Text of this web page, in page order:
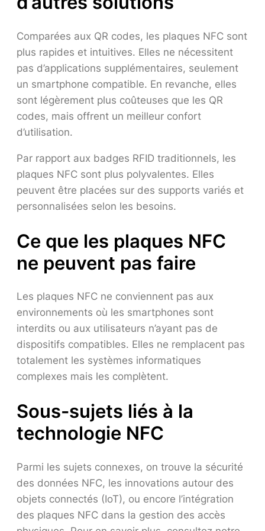
Comparées aux QR codes, les plaques NFC sont
plus rapides et intuitives. Elles ne nécessitent
pas d’applications supplémentaires, seulement
un smartphone compatible. En revanche, elles
sont légèrement plus coûteuses que les QR
codes, mais offrent un meilleur confort
d’utilisation.
Par rapport aux badges RFID traditionnels, les
plaques NFC sont plus polyvalentes. Elles
peuvent être placées sur des supports variés et
personnalisées selon les besoins.
Ce que les plaques NFC
ne peuvent pas faire
Les plaques NFC ne conviennent pas aux
environnements où les smartphones sont
interdits ou aux utilisateurs n’ayant pas de
dispositifs compatibles. Elles ne remplacent pas
totalement les systèmes informatiques
complexes mais les complètent.
Sous-sujets liés à la
technologie NFC
Parmi les sujets connexes, on trouve la sécurité
des données NFC, les innovations autour des
objets connectés (IoT), ou encore l’intégration
des plaques NFC dans la gestion des accès